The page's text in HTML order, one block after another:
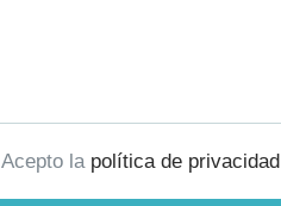
Acepto la política de privacidad